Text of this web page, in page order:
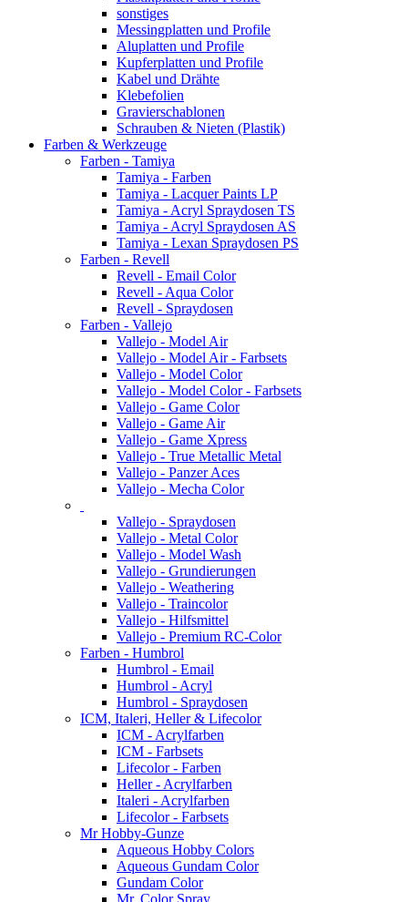
sonstiges
Messingplatten und Profile
Aluplatten und Profile
Kupferplatten und Profile
Kabel und Drähte
Klebefolien
Gravierschablonen
Schrauben & Nieten (Plastik)
Farben & Werkzeuge
Farben - Tamiya
Tamiya - Farben
Tamiya - Lacquer Paints LP
Tamiya - Acryl Spraydosen TS
Tamiya - Acryl Spraydosen AS
Tamiya - Lexan Spraydosen PS
Farben - Revell
Revell - Email Color
Revell - Aqua Color
Revell - Spraydosen
Farben - Vallejo
Vallejo - Model Air
Vallejo - Model Air - Farbsets
Vallejo - Model Color
Vallejo - Model Color - Farbsets
Vallejo - Game Color
Vallejo - Game Air
Vallejo - Game Xpress
Vallejo - True Metallic Metal
Vallejo - Panzer Aces
Vallejo - Mecha Color
Vallejo - Spraydosen
Vallejo - Metal Color
Vallejo - Model Wash
Vallejo - Grundierungen
Vallejo - Weathering
Vallejo - Traincolor
Vallejo - Hilfsmittel
Vallejo - Premium RC-Color
Farben - Humbrol
Humbrol - Email
Humbrol - Acryl
Humbrol - Spraydosen
ICM, Italeri, Heller & Lifecolor
ICM - Acrylfarben
ICM - Farbsets
Lifecolor - Farben
Heller - Acrylfarben
Italeri - Acrylfarben
Lifecolor - Farbsets
Mr Hobby-Gunze
Aqueous Hobby Colors
Aqueous Gundam Color
Gundam Color
Mr. Color Spray